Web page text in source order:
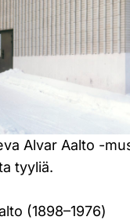
Alvar Aalto -
tyyliä.
(1898–1976)